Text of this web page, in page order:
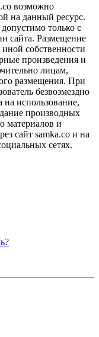
возможно
на данный ресурс.
только с
сайта. Размещение
собственности
произведения и
лицам,
размещения. При
безвозмездно
на использование,
производных
материалов и
сайт samka.co и на
сетях.